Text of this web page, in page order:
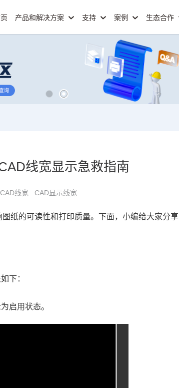
产品和解决方案 支持 案例 生态合作
线宽显示急救指南
CAD线宽 CAD显示线宽
纸的可读性和打印质量。下面，小编给大家分享
下：
启用状态。